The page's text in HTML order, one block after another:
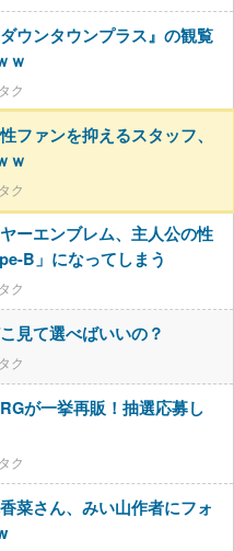
ウンタウンプラス』の観覧
ｗ
ク
ファンを抑えるスタッフ、
ｗ
ク
ーエンブレム、主人公の性
B」になってしまう
ク
見て選べばいいの？
ク
が一挙再販！抽選応募し
ク
菜さん、みい山作者にフォ